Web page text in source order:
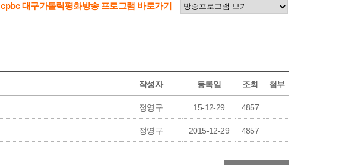
cpbc 대구가톨릭평화방송 프로그램 바로가기
작성자 등록일 조회 첨부
정영구 15-12-29 4857
정영구 2015-12-29 4857